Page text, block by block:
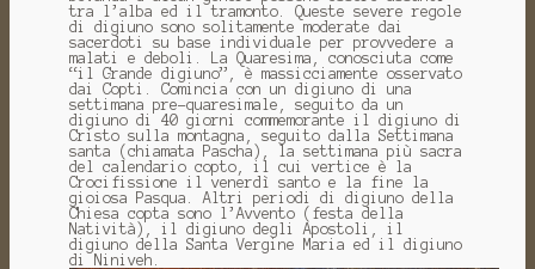
tra l’alba ed il tramonto. Queste severe regole
di digiuno sono solitamente moderate dai
sacerdoti su base individuale per provvedere a
malati e deboli. La Quaresima, conosciuta come
“il Grande digiuno”, è massicciamente osservato
dai Copti. Comincia con un digiuno di una
settimana pre-quaresimale, seguito da un
digiuno di 40 giorni commemorante il digiuno di
Cristo sulla montagna, seguito dalla Settimana
santa (chiamata Pascha), la settimana più sacra
del calendario copto, il cui vertice è la
Crocifissione il venerdì santo e la fine la
gioiosa Pasqua. Altri periodi di digiuno della
Chiesa copta sono l’Avvento (festa della
Natività), il digiuno degli Apostoli, il
digiuno della Santa Vergine Maria ed il digiuno
di Niniveh.